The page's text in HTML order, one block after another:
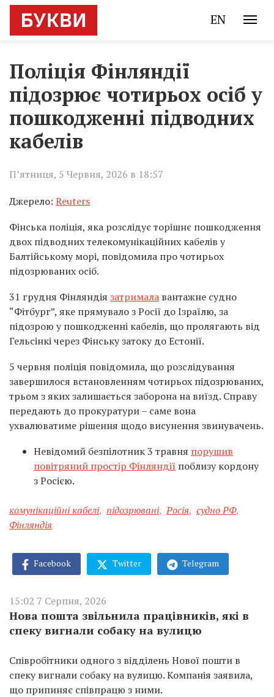
EN
Поліція Фінляндії
підозрює чотирьох осіб у
пошкодженні підводних
кабелів
П’ятниця, 5 Червня, 2026 в 18:57
Джерело: Reuters
Фінська поліція, яка розслідує торішнє пошкодження
двох підводних телекомунікаційних кабелів у
Балтійському морі, повідомила про чотирьох
підозрюваних осіб.
31 грудня Фінляндія затримала вантажне судно
“Фітбург”, яке прямувало з Росії до Ізраїлю, за
підозрою у пошкодженні кабелів, що пролягають від
Гельсінкі через Фінську затоку до Естонії.
5 червня поліція повідомила, що розслідування
завершилося встановленням чотирьох підозрюваних,
трьом з яких залишається заборона на виїзд. Справу
передають до прокуратури – саме вона
ухвалюватиме рішення щодо висунення звинувачень.
Невідомий безпілотник 3 травня порушив
повітряний простір Фінляндії поблизу кордону
з Росією.
комунікаційні кабелі, підозрювані, Росія, судно РФ,
Фінляндія
Facebook Twitter Telegram
15:02 7 Серпня, 2026
Нова пошта звільнила працівників, які в
спеку вигнали собаку на вулицю
Співробітники одного з відділень Нової пошти в
спеку вигнали собаку на вулицю. Компанія заявила,
що припиняє співпрацю з ними.